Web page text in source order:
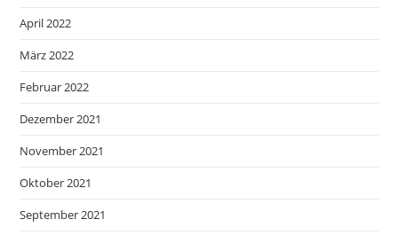
April 2022
März 2022
Februar 2022
Dezember 2021
November 2021
Oktober 2021
September 2021